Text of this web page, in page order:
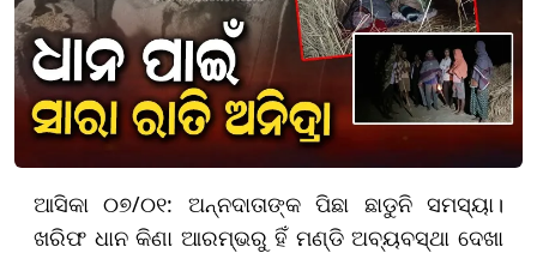
ଆସିକା ୦୭/୦୧: ଅନ୍ନଦାତାଙ୍କ ପିଛା ଛାଡୁନି ସମସ୍ୟା।
ଖରିଫ ଧାନ କିଣା ଆରମ୍ଭରୁ ହିଁ ମଣ୍ଡି ଅବ୍ୟବସ୍ଥା ଦେଖା